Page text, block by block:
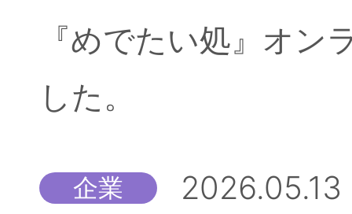
『めでたい処』オ
した。
企業
2026.05.13